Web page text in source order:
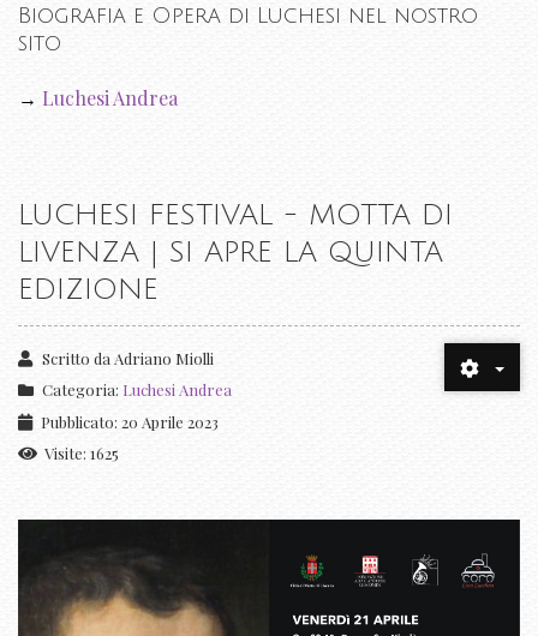
Biografia e Opera di Luchesi nel nostro
sito
→ Luchesi Andrea
LUCHESI FESTIVAL - MOTTA DI
LIVENZA | SI APRE LA QUINTA
EDIZIONE
Scritto da Adriano Miolli
Categoria: Luchesi Andrea
Pubblicato: 20 Aprile 2023
Visite: 1625